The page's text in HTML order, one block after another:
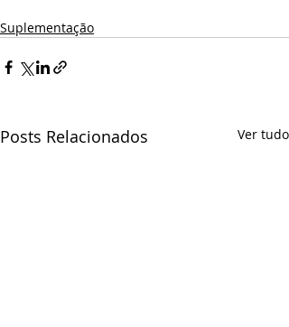
Suplementação
Posts Relacionados Ver tudo